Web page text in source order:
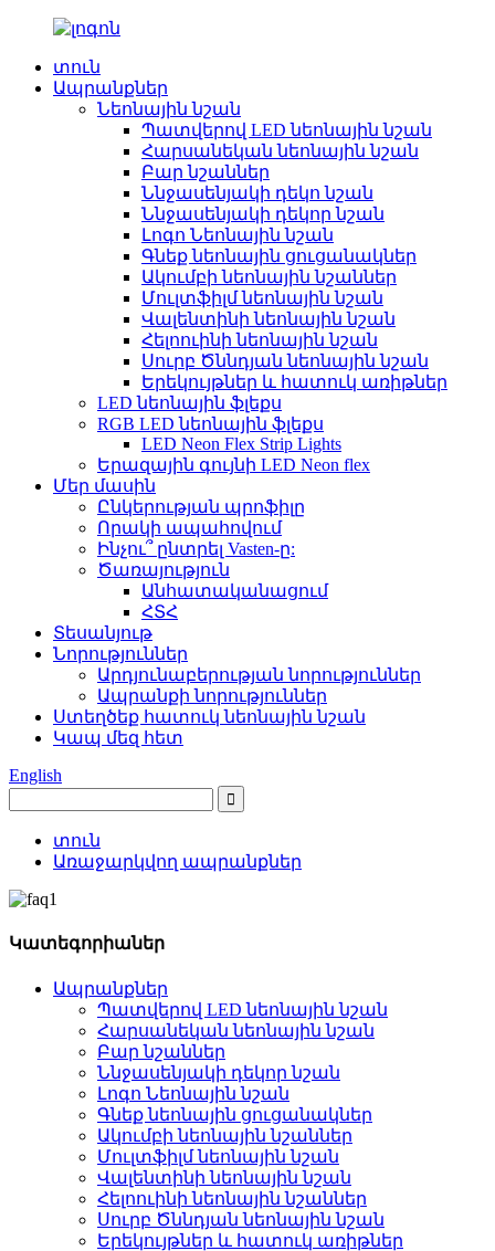
տուն
Ապրանքներ
Նեոնային նշան
Պատվերով LED նեոնային նշան
Հարսանեկան նեոնային նշան
Բար նշաններ
Ննջասենյակի դեկո նշան
Ննջասենյակի դեկոր նշան
Լոգո Նեոնային նշան
Գնեք նեոնային ցուցանակներ
Ակումբի նեոնային նշաններ
Մուլտֆիլմ նեոնային նշան
Վալենտինի նեոնային նշան
Հելոուինի նեոնային նշան
Սուրբ Ծննդյան նեոնային նշան
Երեկույթներ և հատուկ առիթներ
LED նեոնային ֆլեքս
RGB LED նեոնային ֆլեքս
LED Neon Flex Strip Lights
Երազային գույնի LED Neon flex
Մեր մասին
Ընկերության պրոֆիլը
Որակի ապահովում
Ինչու՞ ընտրել Vasten-ը:
Ծառայություն
Անհատականացում
ՀՏՀ
Տեսանյութ
Նորություններ
Արդյունաբերության նորություններ
Ապրանքի նորություններ
Ստեղծեք հատուկ նեոնային նշան
Կապ մեզ հետ
English
տուն
Առաջարկվող ապրանքներ
Կատեգորիաներ
Ապրանքներ
Պատվերով LED նեոնային նշան
Հարսանեկան նեոնային նշան
Բար նշաններ
Ննջասենյակի դեկոր նշան
Լոգո Նեոնային նշան
Գնեք նեոնային ցուցանակներ
Ակումբի նեոնային նշաններ
Մուլտֆիլմ նեոնային նշան
Վալենտինի նեոնային նշան
Հելոուինի նեոնային նշաններ
Սուրբ Ծննդյան նեոնային նշան
Երեկույթներ և հատուկ առիթներ